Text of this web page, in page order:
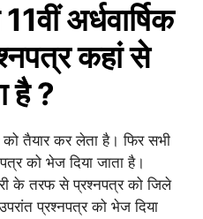
11वीं अर्धवार्षिक
कहां से
है ?
को तैयार कर लेता है। फिर सभी
को भेज दिया जाता है।
के तरफ से प्रश्नपत्र को जिले
प्रश्नपत्र को भेज दिया